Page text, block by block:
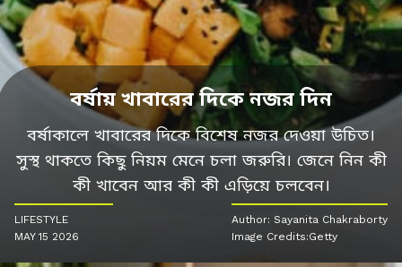
বর্ষায় খাবারের দিকে নজর দিন
বর্ষাকালে খাবারের দিকে বিশেষ নজর দেওয়া উচিত।
সুস্থ থাকতে কিছু নিয়ম মেনে চলা জরুরি। জেনে নিন কী
কী খাবেন আর কী কী এড়িয়ে চলবেন।
LIFESTYLE
MAY 15 2026
Author: Sayanita Chakraborty
Image Credits:Getty